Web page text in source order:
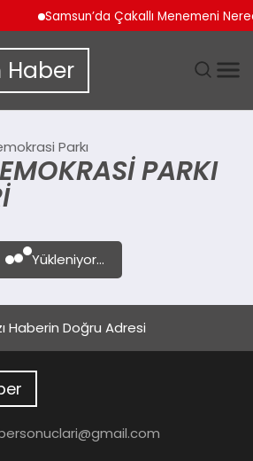
Samsun’da Çakallı Menemeni
Haber
Parkı
PARKI
Yükleniyor...
Haberin Doğru Adresi